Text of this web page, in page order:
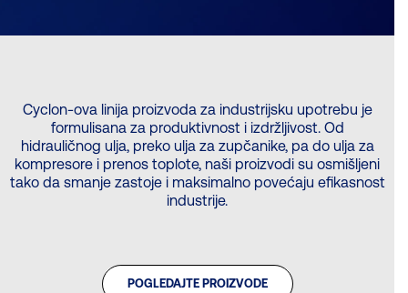
Cyclon-ova linija proizvoda za industrijsku upotrebu je
formulisana za produktivnost i izdržljivost. Od
hidrauličnog ulja, preko ulja za zupčanike, pa do ulja za
kompresore i prenos toplote, naši proizvodi su osmišljeni
tako da smanje zastoje i maksimalno povećaju efikasnost
industrije.
POGLEDAJTE PROIZVODE